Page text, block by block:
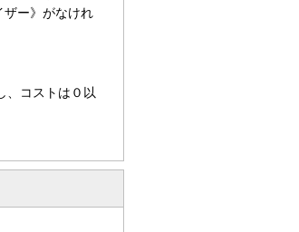
ザー》がなけれ
、コストは０以